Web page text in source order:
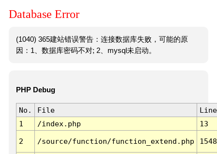
Database Error
(1040) 365建站错误警告：连接数据库失败，可能的原
因：1、数据库密码不对; 2、mysql未启动。
PHP Debug
No. File
Line
1
/index.php 13
2 /source/function/function_extend.php 1548